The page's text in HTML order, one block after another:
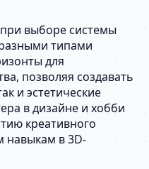
выборе системы
типами
для
позволяя создавать
и эстетические
в дизайне и хобби
креативного
навыкам в 3D-